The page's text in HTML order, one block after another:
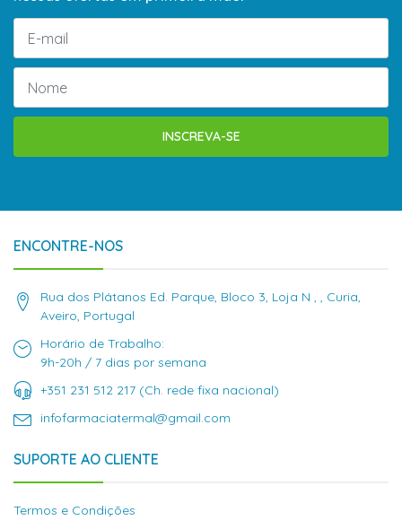
INSCREVA-SE
ENCONTRE-NOS
Rua dos Plátanos Ed. Parque, Bloco 3, Loja N , , Curia,
Aveiro, Portugal
Horário de Trabalho:
9h-20h / 7 dias por semana
+351 231 512 217 (Ch. rede fixa nacional)
infofarmaciatermal@gmail.com
SUPORTE AO CLIENTE
Termos e Condições